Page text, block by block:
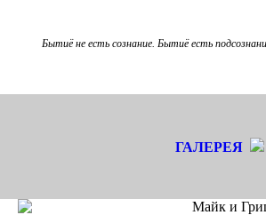
Бытиё не есть сознание. Бытиё есть
ГАЛЕРЕЯ